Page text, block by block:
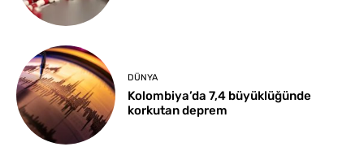
DÜNYA
Kolombiya’da 7,4 büyüklüğünde
korkutan deprem